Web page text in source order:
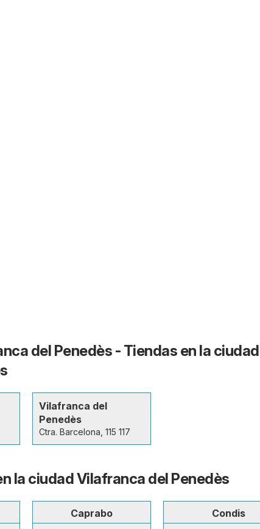
del Penedès - Tiendas en la
Vilafranca del
Penedès
Ctra. Barcelona, 115 117
la ciudad Vilafranca del Penedès
Caprabo
Condis